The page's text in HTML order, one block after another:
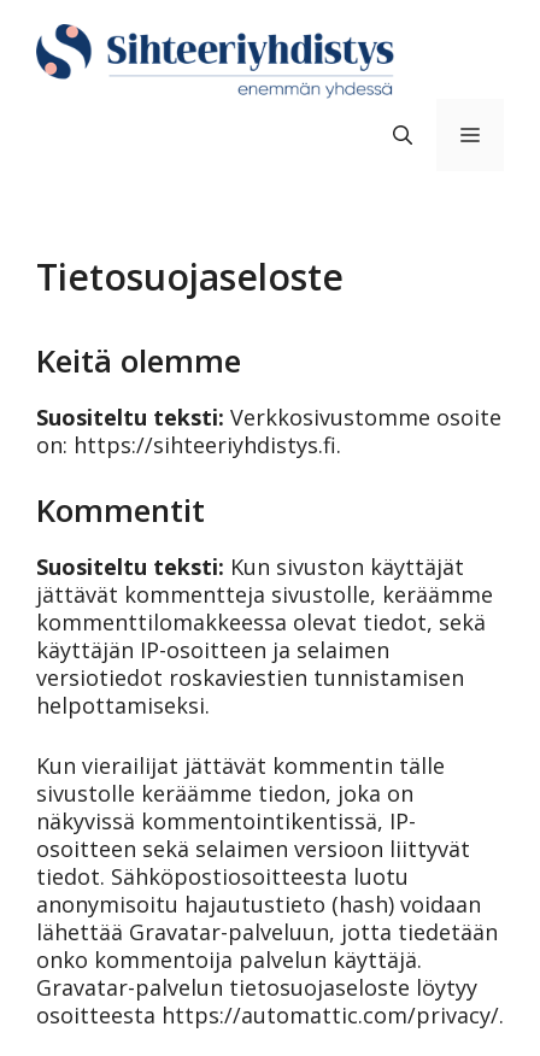
sisältöön
Tietosuojaseloste
Keitä olemme
Suositeltu teksti: Verkkosivustomme osoite
on: https://sihteeriyhdistys.fi.
Kommentit
Suositeltu teksti: Kun sivuston käyttäjät
jättävät kommentteja sivustolle, keräämme
kommenttilomakkeessa olevat tiedot, sekä
käyttäjän IP-osoitteen ja selaimen
versiotiedot roskaviestien tunnistamisen
helpottamiseksi.
Kun vierailijat jättävät kommentin tälle
sivustolle keräämme tiedon, joka on
näkyvissä kommentointikentissä, IP-
osoitteen sekä selaimen versioon liittyvät
tiedot. Sähköpostiosoitteesta luotu
anonymisoitu hajautustieto (hash) voidaan
lähettää Gravatar-palveluun, jotta tiedetään
onko kommentoija palvelun käyttäjä.
Gravatar-palvelun tietosuojaseloste löytyy
osoitteesta https://automattic.com/privacy/.